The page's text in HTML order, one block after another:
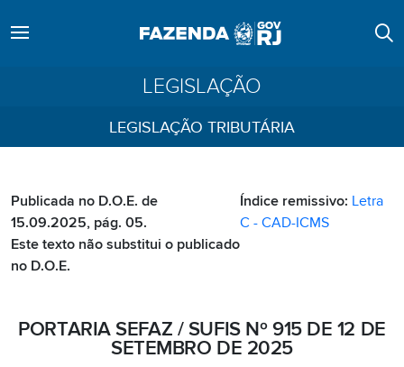
LEGISLAÇÃO
LEGISLAÇÃO TRIBUTÁRIA
Publicada no D.O.E. de
15.09.2025, pág. 05.
Este texto não substitui o publicado
no D.O.E.
Índice remissivo: Letra
C - CAD-ICMS
PORTARIA SEFAZ / SUFIS Nº 915 DE 12 DE
SETEMBRO DE 2025